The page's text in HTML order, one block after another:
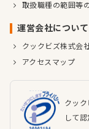
取扱職種の範囲等
運営会社について
クックビズ株式会
アクセスマップ
クッ
して